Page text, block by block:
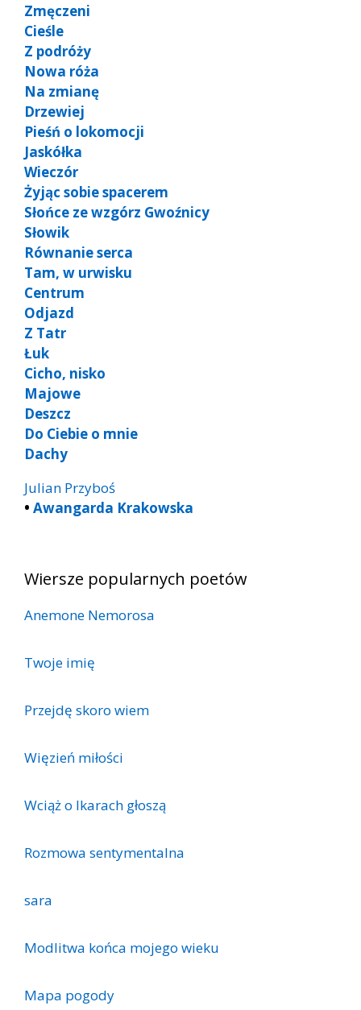
Zmęczeni
Cieśle
Z podróży
Nowa róża
Na zmianę
Drzewiej
Pieśń o lokomocji
Jaskółka
Wieczór
Żyjąc sobie spacerem
Słońce ze wzgórz Gwoźnicy
Słowik
Równanie serca
Tam, w urwisku
Centrum
Odjazd
Z Tatr
Łuk
Cicho, nisko
Majowe
Deszcz
Do Ciebie o mnie
Dachy
Julian Przyboś
• Awangarda Krakowska
Wiersze popularnych poetów
Anemone Nemorosa
Twoje imię
Przejdę skoro wiem
Więzień miłości
Wciąż o Ikarach głoszą
Rozmowa sentymentalna
sara
Modlitwa końca mojego wieku
Mapa pogody